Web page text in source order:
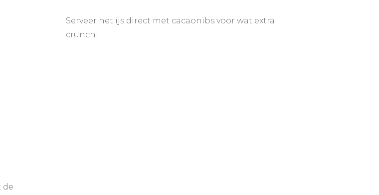
Serveer het ijs direct met cacaonibs voor wat extra
crunch.
de